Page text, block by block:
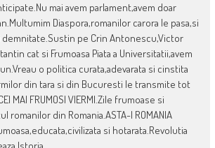
mai avem parlament,avem doar
Diaspora,romanilor carora le pasa,si
pe Crin Antonescu,Victor
cat si Frumoasa Piata a Universitatii,avem
o politica curata,adevarata si cinstita
din tara si din Bucuresti le transmite tot
MAI FRUMOSI VIERMI.Zile frumoase si
romanilor din Romania.ASTA-I ROMANIA
si hotarata.Revolutia